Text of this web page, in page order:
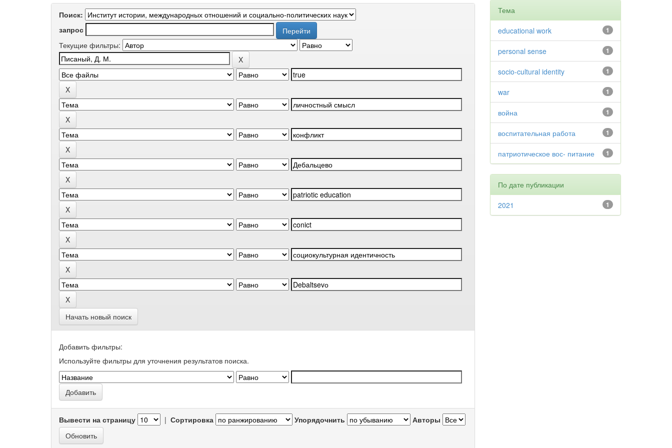
Поиск:
запрос
Текущие фильтры:
Начать новый поиск
Добавить фильтры:
Используйте фильтры для уточнения результатов поиска.
Вывести на страницу | Сортировка Упорядочнить Авторы
Тема
1
educational work
1
personal sense
1
socio-cultural identity
1
war
1
война
1
воспитательная работа
1
патриотическое вос- питание
По дате публикации
1
2021